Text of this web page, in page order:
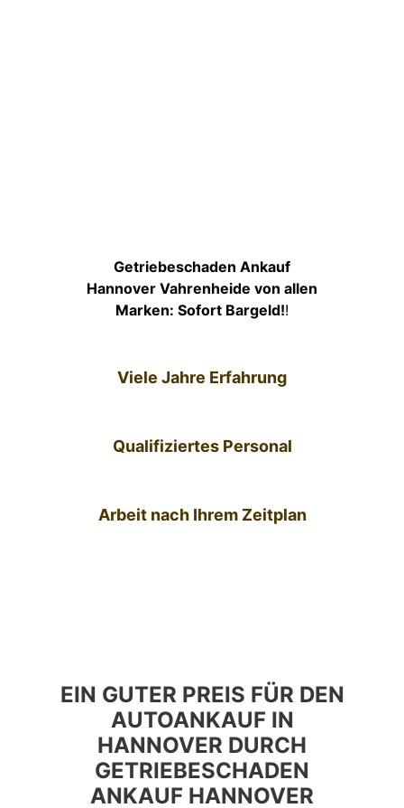
Getriebeschaden Ankauf
Hannover Vahrenheide von allen
Marken: Sofort Bargeld!!
Viele Jahre Erfahrung
Qualifiziertes Personal
Arbeit nach Ihrem Zeitplan
EIN GUTER PREIS FÜR DEN
AUTOANKAUF IN
HANNOVER DURCH
GETRIEBESCHADEN
ANKAUF HANNOVER